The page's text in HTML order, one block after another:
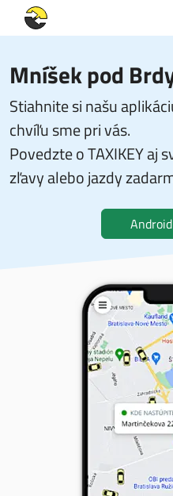
Mníšek pod
Stiahnite si našu
chvíľu sme pri vás.
Povedzte o TAXIKEY aj
zľavy alebo jazdy
Android